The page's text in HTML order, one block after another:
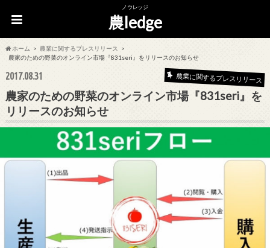
ノウレッジ
農ledge
ホーム
農業に関するプレスリリース
農家のための野菜のオンライン市場『831seri』をリリースのお知らせ
2017.08.31 農業に関するプレスリリース
農家のための野菜のオンライン市場『831seri』を
リリースのお知らせ